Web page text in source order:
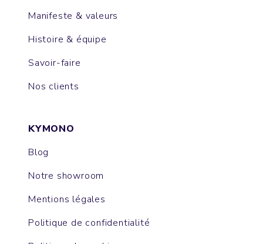
Manifeste & valeurs
Histoire & équipe
Savoir-faire
Nos clients
KYMONO
Blog
Notre showroom
Mentions légales
Politique de confidentialité